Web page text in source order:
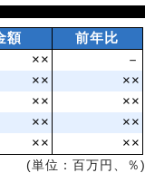
額
前年比
××
－
××
××
××
××
××
××
××
××
(単位：百万円、％)